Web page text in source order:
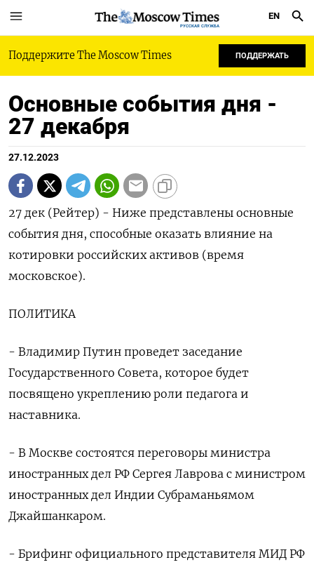
РУССКАЯ СЛУЖБА
EN
Поддержите The Moscow Times ПОДДЕРЖАТЬ
Основные события дня -
27 декабря
27.12.2023
27 дек (Рейтер) - Ниже представлены основные
события дня, способные оказать влияние на
котировки российских активов (время
московское).
ПОЛИТИКА
- Владимир Путин проведет заседание
Государственного Совета, которое будет
посвящено укреплению роли педагога и
наставника.
- В Москве состоятся переговоры министра
иностранных дел РФ Сергея Лаврова с министром
иностранных дел Индии Субраманьямом
Джайшанкаром.
- Брифинг официального представителя МИД РФ